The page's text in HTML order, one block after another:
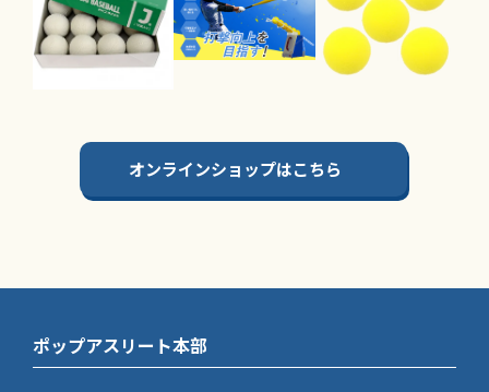
オンラインショップはこちら
ポップアスリート本部